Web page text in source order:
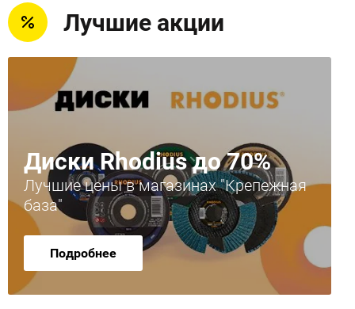
Лучшие акции
Диски Rhodius до 70%
Лучшие цены в магазинах "Крепежная
база"
Подробнее